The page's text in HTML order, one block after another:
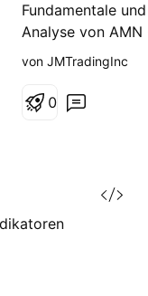
Fundamentale
Analyse von AMN
Einstiegssignal
Sizing kontrolliert.
von JMTradingInc
0